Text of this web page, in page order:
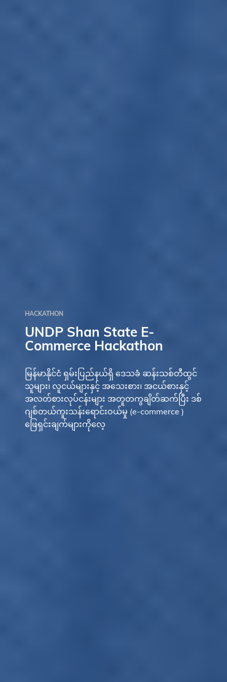
HACKATHON
UNDP Shan State E-
Commerce Hackathon
မြန်မာနိုင်ငံ ရှမ်းပြည်နယ်ရှိ ဒေသခံ ဆန်းသစ်တီထွင်
သူများ၊ လူငယ်များနှင့် အသေးစား၊ အငယ်စားနှင့်
အလတ်စားလုပ်ငန်းများ အတူတကွချိတ်ဆက်ပြီး ဒစ်
ဂျစ်တယ်ကူးသန်းရောင်းဝယ်မှု (e-commerce )
ဖြေရှင်းချက်များကိုလေ့